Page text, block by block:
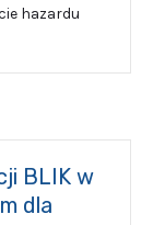
hazardu
BLIK w
dla